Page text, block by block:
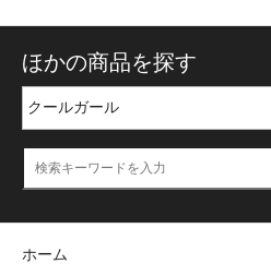
ほかの商品を探す
ホーム